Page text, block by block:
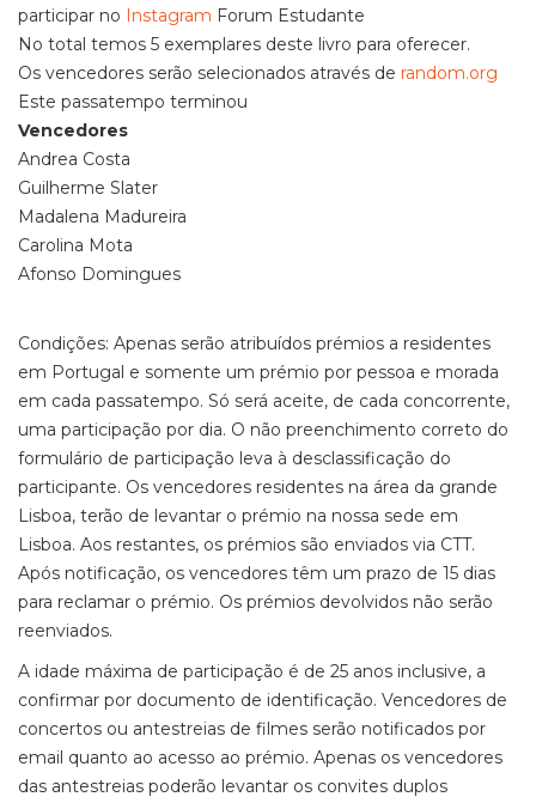
participar no Instagram Forum Estudante
No total temos 5 exemplares deste livro para oferecer.
Os vencedores serão selecionados através de random.org
Este passatempo terminou
Vencedores
Andrea Costa
Guilherme Slater
Madalena Madureira
Carolina Mota
Afonso Domingues
Condições: Apenas serão atribuídos prémios a residentes
em Portugal e somente um prémio por pessoa e morada
em cada passatempo. Só será aceite, de cada concorrente,
uma participação por dia. O não preenchimento correto do
formulário de participação leva à desclassificação do
participante. Os vencedores residentes na área da grande
Lisboa, terão de levantar o prémio na nossa sede em
Lisboa. Aos restantes, os prémios são enviados via CTT.
Após notificação, os vencedores têm um prazo de 15 dias
para reclamar o prémio. Os prémios devolvidos não serão
reenviados.
A idade máxima de participação é de 25 anos inclusive, a
confirmar por documento de identificação. Vencedores de
concertos ou antestreias de filmes serão notificados por
email quanto ao acesso ao prémio. Apenas os vencedores
das antestreias poderão levantar os convites duplos